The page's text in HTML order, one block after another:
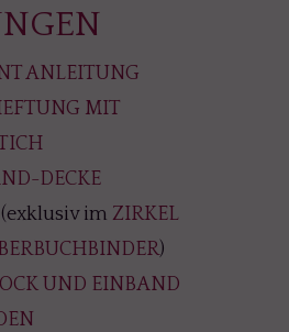
ANLEITUNG
MIT
DECKE
(exklusiv im ZIRKEL
)
UND EINBAND